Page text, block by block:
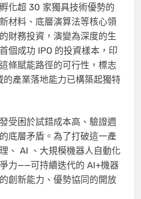
化超 30 家獨具技術優勢的
材料、底層演算法等核心領
財務投資，演變為深度的生
個成功 IPO 的投資樣本，印
條賦能路徑的可行性，標志
產業落地能力已構築起獨特
受困於試錯成本高、驗證週
底層矛盾。為了打破這一產
、 AI 、大規模機器人自動化
力——可持續迭代的 AI+機器
創新能力、優勢協同的開放